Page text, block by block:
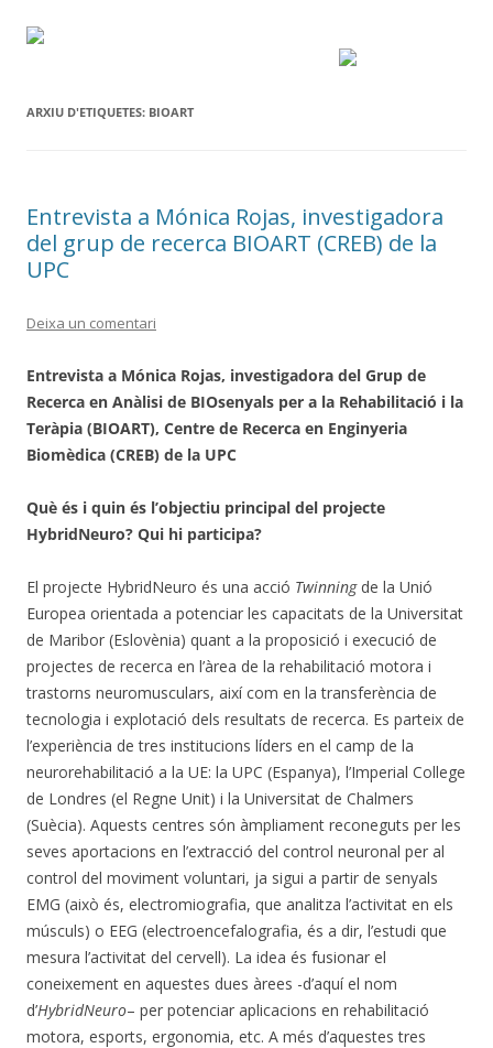
ARXIU D'ETIQUETES: BIOART
Entrevista a Mónica Rojas, investigadora
del grup de recerca BIOART (CREB) de la
UPC
Deixa un comentari
Entrevista a Mónica Rojas, investigadora del Grup de
Recerca en Anàlisi de BIOsenyals per a la Rehabilitació i la
Teràpia (BIOART), Centre de Recerca en Enginyeria
Biomèdica (CREB) de la UPC
Què és i quin és l’objectiu principal del projecte
HybridNeuro? Qui hi participa?
El projecte HybridNeuro és una acció Twinning de la Unió
Europea orientada a potenciar les capacitats de la Universitat
de Maribor (Eslovènia) quant a la proposició i execució de
projectes de recerca en l’àrea de la rehabilitació motora i
trastorns neuromusculars, així com en la transferència de
tecnologia i explotació dels resultats de recerca. Es parteix de
l’experiència de tres institucions líders en el camp de la
neurorehabilitació a la UE: la UPC (Espanya), l’Imperial College
de Londres (el Regne Unit) i la Universitat de Chalmers
(Suècia). Aquests centres són àmpliament reconeguts per les
seves aportacions en l’extracció del control neuronal per al
control del moviment voluntari, ja sigui a partir de senyals
EMG (això és, electromiografia, que analitza l’activitat en els
músculs) o EEG (electroencefalografia, és a dir, l’estudi que
mesura l’activitat del cervell). La idea és fusionar el
coneixement en aquestes dues àrees -d’aquí el nom
d’HybridNeuro– per potenciar aplicacions en rehabilitació
motora, esports, ergonomia, etc. A més d’aquestes tres